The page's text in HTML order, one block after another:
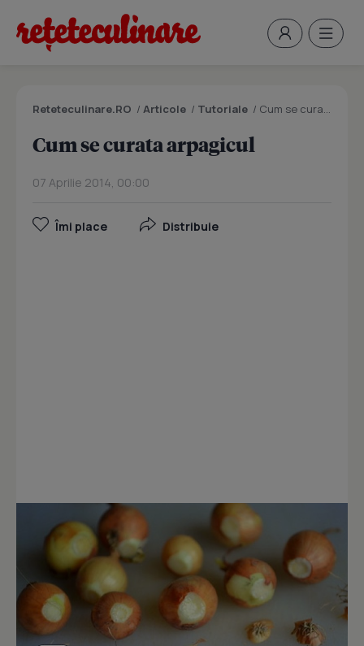
Reteteculinare.RO / Articole / Tutoriale / Cum se curata arpagicul
Cum se curata arpagicul
07 Aprilie 2014, 00:00
Îmi place Distribuie